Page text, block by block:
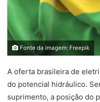
Fonte da imagem: Freepik
A oferta brasileira de
do potencial hidráulico.
suprimento, a posição do